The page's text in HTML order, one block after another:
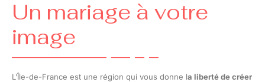
Un mariage à votre
image
L’Île-de-France est une région qui vous donne la liberté de créer